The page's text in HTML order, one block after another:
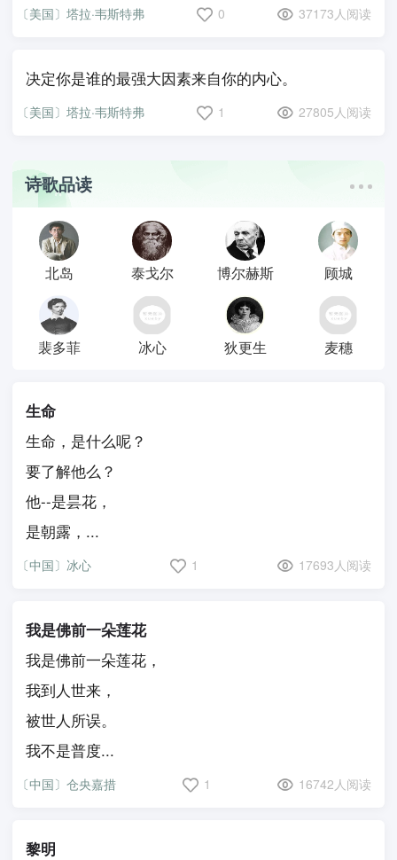
〔美国〕塔拉·韦斯特弗 0 37173人阅读
决定你是谁的最强大因素来自你的内心。
〔美国〕塔拉·韦斯特弗 1 27805人阅读
诗歌品读
北岛 泰戈尔 博尔赫斯 顾城
裴多菲 冰心 狄更生 麦穗
生命
生命，是什么呢？
要了解他么？
他--是昙花，
是朝露，...
〔中国〕冰心 1 17693人阅读
我是佛前一朵莲花
我是佛前一朵莲花，
我到人世来，
被世人所误。
我不是普度...
〔中国〕仓央嘉措 1 16742人阅读
黎明